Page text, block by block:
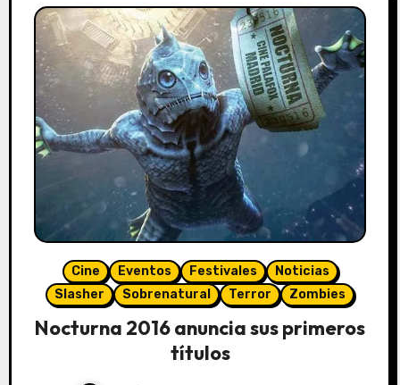
Cine Eventos Festivales
Noticias
Slasher
Sobrenatural Terror Zombies
Nocturna 2016 anuncia sus primeros
títulos